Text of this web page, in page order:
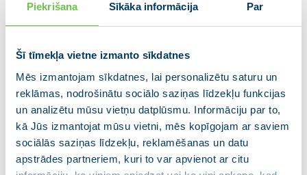
Piekrišana Sīkāka informācija Par
Šī tīmekļa vietne izmanto sīkdatnes
Mēs izmantojam sīkdatnes, lai personalizētu saturu un
reklāmas, nodrošinātu sociālo saziņas līdzekļu funkcijas
un analizētu mūsu vietņu datplūsmu. Informāciju par to,
kā Jūs izmantojat mūsu vietni, mēs kopīgojam ar saviem
sociālās saziņas līdzekļu, reklamēšanas un datu
apstrādes partneriem, kuri to var apvienot ar citu
Koordinācijas padomi par baltkrievu tautas likumīgo
pārstāvi un Svetlanu Tihanovsku par Baltkrievijas
“Visa demokrātiskā pasaule apbrīno miermīlīgo,
demokrātisko revolūciju, kas Baltkrievijā notiek kopš 9.
augusta. Simtiem tūkstoši cilvēku protestē pret
nozagtajām vēlēšanām un Lukašenko režīma
pastrādātajām nežēlībām un vardarbību. Taču ne